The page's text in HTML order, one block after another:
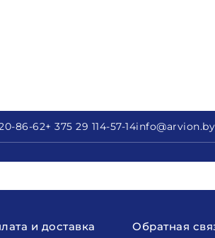
86-62+ 375 29 114-57-14info@arvion.by
и доставка Обратная